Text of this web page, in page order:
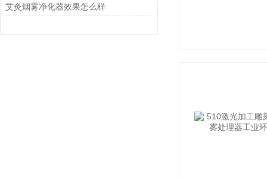
艾灸烟雾净化器效果怎么样